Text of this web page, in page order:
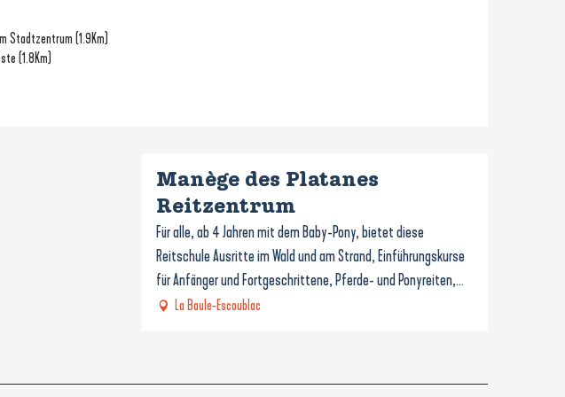
Stadtzentrum (1.9Km)
(1.8Km)
Manège des Platanes
Reitzentrum
Für alle, ab 4 Jahren mit dem Baby-Pony, bietet diese
Reitschule Ausritte im Wald und am Strand, Einführungskurse
für Anfänger und Fortgeschrittene, Pferde- und Ponyreiten,...
La Baule-Escoublac